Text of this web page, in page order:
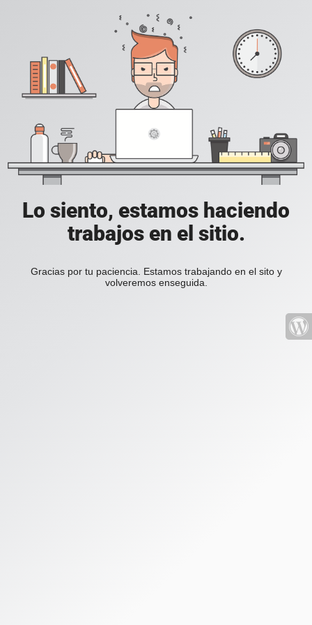
Lo siento, estamos haciendo
trabajos en el sitio.
Gracias por tu paciencia. Estamos trabajando en el sito y
volveremos enseguida.